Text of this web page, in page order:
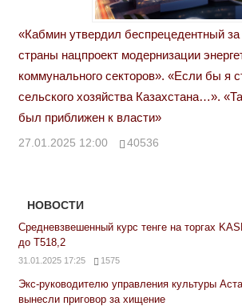
«Кабмин утвердил беспрецедентный
страны нацпроект модернизации
коммунального секторов». «Если бы я
сельского хозяйства Казахстана…».
был приближен к власти»
27.01.2025 12:00 40536
НОВОСТИ
Средневзвешенный курс тенге на торгах
до Т518,2
31.01.2025 17:25 1575
Экс-руководителю управления культуры
вынесли приговор за хищение